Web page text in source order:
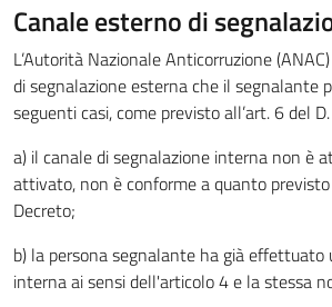
Canale esterno di
L’Autorità Nazionale Anticorruzione
di segnalazione esterna che il segnalante
seguenti casi, come previsto all’art. 6 del
a) il canale di segnalazione interna non è
attivato, non è conforme a quanto
Decreto;
b) la persona segnalante ha già effettuato
interna ai sensi dell'articolo 4 e la stessa